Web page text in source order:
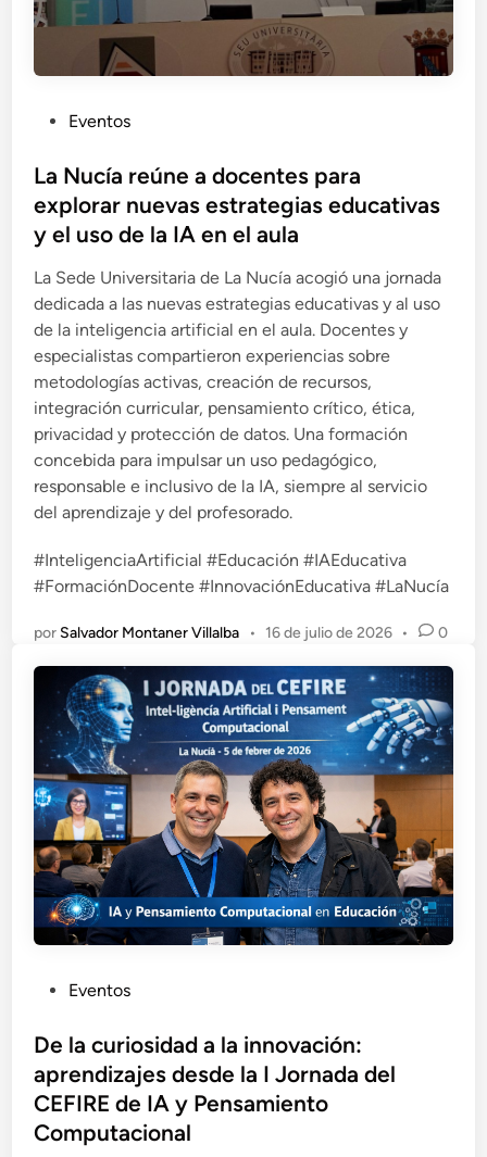
b
l
c
a
d
o
e
n
Eventos
La Nucía reúne a docentes para
explorar nuevas estrategias educativas
y el uso de la IA en el aula
La Sede Universitaria de La Nucía acogió una jornada
dedicada a las nuevas estrategias educativas y al uso
de la inteligencia artificial en el aula. Docentes y
especialistas compartieron experiencias sobre
metodologías activas, creación de recursos,
integración curricular, pensamiento crítico, ética,
privacidad y protección de datos. Una formación
concebida para impulsar un uso pedagógico,
responsable e inclusivo de la IA, siempre al servicio
del aprendizaje y del profesorado.
#InteligenciaArtificial #Educación #IAEducativa
#FormaciónDocente #InnovaciónEducativa #LaNucía
porSalvador Montaner Villalba • 16 de julio de 2026 • 0
b
l
i
c
a
Eventos
De la curiosidad a la innovación:
aprendizajes desde la I Jornada del
CEFIRE de IA y Pensamiento
Computacional